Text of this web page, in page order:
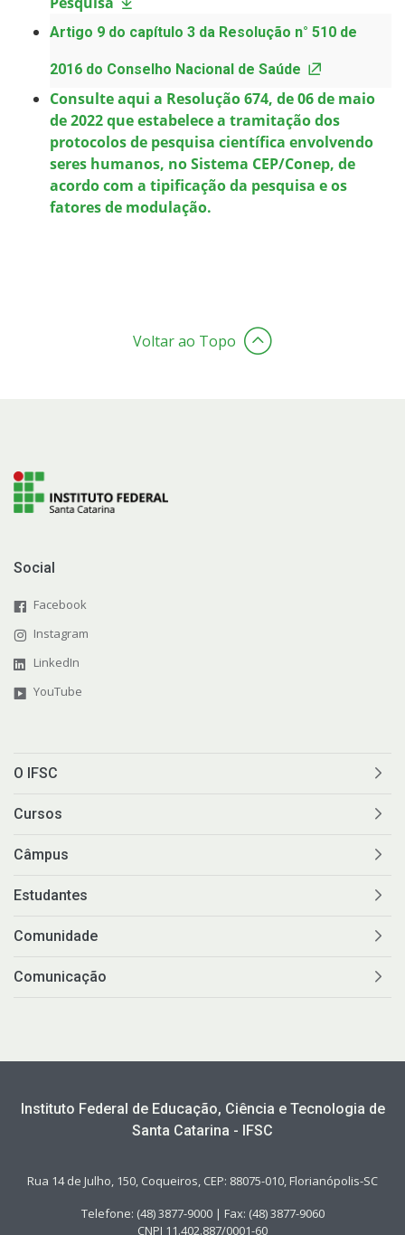
Artigo 9 do capítulo 3 da Resolução n° 510 de
2016 do Conselho Nacional de Saúde
Consulte aqui a Resolução 674, de 06 de maio
de 2022 que estabelece a tramitação dos
protocolos de pesquisa científica envolvendo
seres humanos, no Sistema CEP/Conep, de
acordo com a tipificação da pesquisa e os
fatores de modulação.
Voltar ao Topo
Social
Facebook
Instagram
LinkedIn
YouTube
O IFSC
Cursos
Câmpus
Estudantes
Comunidade
Comunicação
Instituto Federal de Educação, Ciência e Tecnologia de
Santa Catarina - IFSC
Rua 14 de Julho, 150, Coqueiros, CEP: 88075-010, Florianópolis-SC
Telefone: (48) 3877-9000 | Fax: (48) 3877-9060
CNPJ 11.402.887/0001-60